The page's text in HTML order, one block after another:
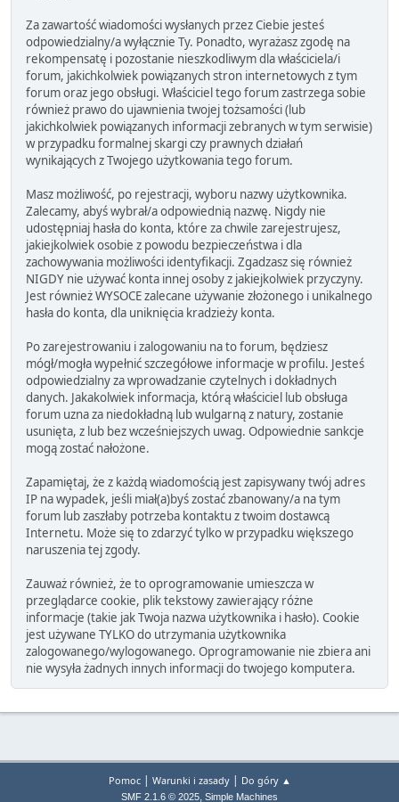
Za zawartość wiadomości wysłanych przez Ciebie jesteś
odpowiedzialny/a wyłącznie Ty. Ponadto, wyrażasz zgodę na
rekompensatę i pozostanie nieszkodliwym dla właściciela/i
forum, jakichkolwiek powiązanych stron internetowych z tym
forum oraz jego obsługi. Właściciel tego forum zastrzega sobie
również prawo do ujawnienia twojej tożsamości (lub
jakichkolwiek powiązanych informacji zebranych w tym serwisie)
w przypadku formalnej skargi czy prawnych działań
wynikających z Twojego użytkowania tego forum.
Masz możliwość, po rejestracji, wyboru nazwy użytkownika.
Zalecamy, abyś wybrał/a odpowiednią nazwę. Nigdy nie
udostępniaj hasła do konta, które za chwile zarejestrujesz,
jakiejkolwiek osobie z powodu bezpieczeństwa i dla
zachowywania możliwości identyfikacji. Zgadzasz się również
NIGDY nie używać konta innej osoby z jakiejkolwiek przyczyny.
Jest również WYSOCE zalecane używanie złożonego i unikalnego
hasła do konta, dla uniknięcia kradzieży konta.
Po zarejestrowaniu i zalogowaniu na to forum, będziesz
mógł/mogła wypełnić szczegółowe informacje w profilu. Jesteś
odpowiedzialny za wprowadzanie czytelnych i dokładnych
danych. Jakakolwiek informacja, którą właściciel lub obsługa
forum uzna za niedokładną lub wulgarną z natury, zostanie
usunięta, z lub bez wcześniejszych uwag. Odpowiednie sankcje
mogą zostać nałożone.
Zapamiętaj, że z każdą wiadomością jest zapisywany twój adres
IP na wypadek, jeśli miał(a)byś zostać zbanowany/a na tym
forum lub zaszłaby potrzeba kontaktu z twoim dostawcą
Internetu. Może się to zdarzyć tylko w przypadku większego
naruszenia tej zgody.
Zauważ również, że to oprogramowanie umieszcza w
przeglądarce cookie, plik tekstowy zawierający różne
informacje (takie jak Twoja nazwa użytkownika i hasło). Cookie
jest używane TYLKO do utrzymania użytkownika
zalogowanego/wylogowanego. Oprogramowanie nie zbiera ani
nie wysyła żadnych innych informacji do twojego komputera.
Pomoc| Warunki i zasady| Do góry ▲
SMF 2.1.6 © 2025, Simple Machines